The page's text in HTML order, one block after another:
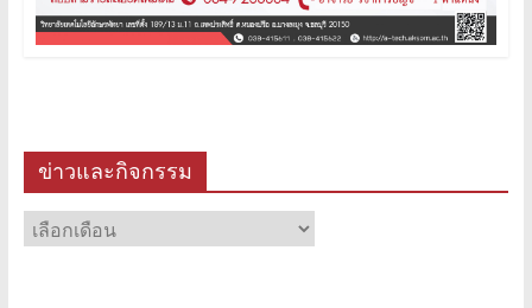
ข่าวและกิจกรรม
ข่าว
และ